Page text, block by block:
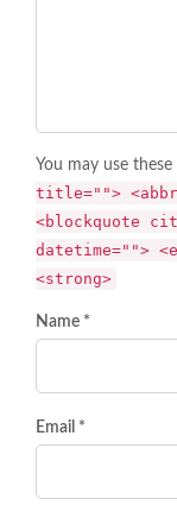
You may use these
title="">
<blockquote
datetime="">
<strong>
Name *
Email *